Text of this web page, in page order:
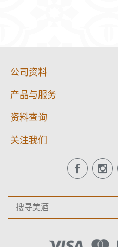
公司资料
产品与服务
资料查询
关注我们